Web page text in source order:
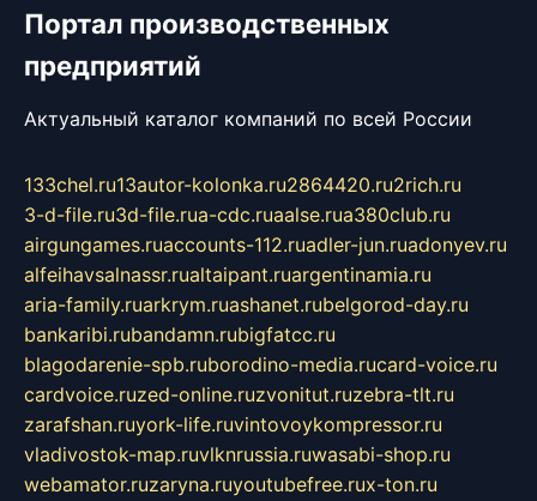
Портал производственных
предприятий
Актуальный каталог компаний по всей России
133chel.ru13autor-kolonka.ru2864420.ru2rich.ru
3-d-file.ru3d-file.rua-cdc.ruaalse.rua380club.ru
airgungames.ruaccounts-112.ruadler-jun.ruadonyev.ru
alfeihavsalnassr.rualtaipant.ruargentinamia.ru
aria-family.ruarkrym.ruashanet.rubelgorod-day.ru
bankaribi.rubandamn.rubigfatcc.ru
blagodarenie-spb.ruborodino-media.rucard-voice.ru
cardvoice.ruzed-online.ruzvonitut.ruzebra-tlt.ru
zarafshan.ruyork-life.ruvintovoykompressor.ru
vladivostok-map.ruvlknrussia.ruwasabi-shop.ru
webamator.ruzaryna.ruyoutubefree.rux-ton.ru